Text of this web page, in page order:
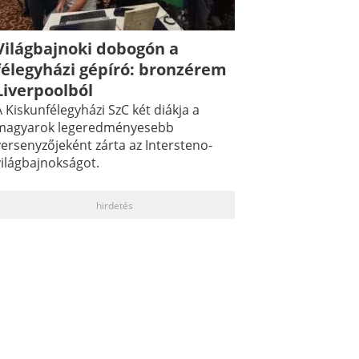
dobogón a
gépíró: bronzérem
Kiskunfélegyházi SzC két diákja a
legeredményesebb
zárta az Intersteno-
hirdetés